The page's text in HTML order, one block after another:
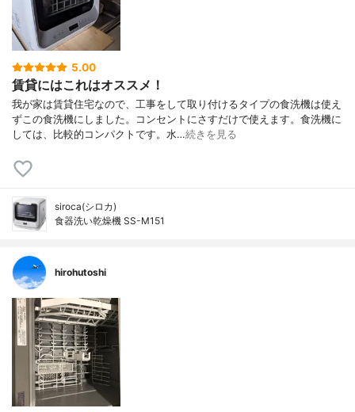
5.00
賃貸にはこれはオススメ！
我が家は賃貸住宅なので、工事をして取り付けるタイプの食洗機は使え
ずこの食洗機にしました。コンセントにさすだけで使えます。食洗機に
しては、比較的コンパクトです。水…続きを見る
siroca(シロカ)
食器洗い乾燥機 SS-M151
hirohutoshi